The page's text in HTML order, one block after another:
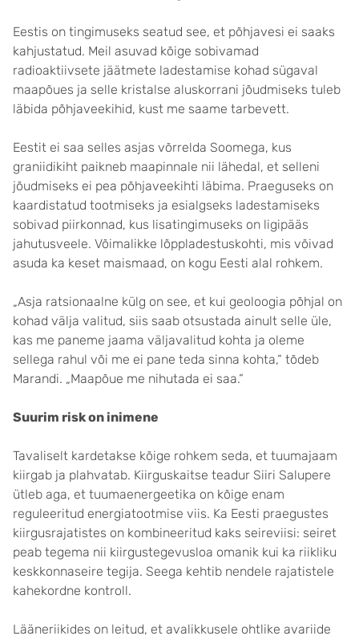
Eestis on tingimuseks seatud see, et põhjavesi ei saaks
kahjustatud. Meil asuvad kõige sobivamad
radioaktiivsete jäätmete ladestamise kohad sügaval
maapõues ja selle kristalse aluskorrani jõudmiseks tuleb
läbida põhjaveekihid, kust me saame tarbevett.
Eestit ei saa selles asjas võrrelda Soomega, kus
graniidikiht paikneb maapinnale nii lähedal, et selleni
jõudmiseks ei pea põhjaveekihti läbima. Praeguseks on
kaardistatud tootmiseks ja esialgseks ladestamiseks
sobivad piirkonnad, kus lisatingimuseks on ligipääs
jahutusveele. Võimalikke lõppladestuskohti, mis võivad
asuda ka keset maismaad, on kogu Eesti alal rohkem.
„Asja ratsionaalne külg on see, et kui geoloogia põhjal on
kohad välja valitud, siis saab otsustada ainult selle üle,
kas me paneme jaama väljavalitud kohta ja oleme
sellega rahul või me ei pane teda sinna kohta,“ tõdeb
Marandi. „Maapõue me nihutada ei saa.“
Suurim risk on inimene
Tavaliselt kardetakse kõige rohkem seda, et tuumajaam
kiirgab ja plahvatab. Kiirguskaitse teadur Siiri Salupere
ütleb aga, et tuumaenergeetika on kõige enam
reguleeritud energiatootmise viis. Ka Eesti praegustes
kiirgusrajatistes on kombineeritud kaks seireviisi: seiret
peab tegema nii kiirgustegevusloa omanik kui ka riikliku
keskkonnaseire tegija. Seega kehtib nendele rajatistele
kahekordne kontroll.
Lääneriikides on leitud, et avalikkusele ohtlike avariide